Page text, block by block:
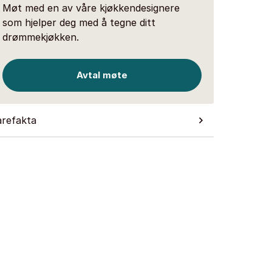
Møt med en av våre kjøkkendesignere
som hjelper deg med å tegne ditt
drømmekjøkken.
Avtal møte